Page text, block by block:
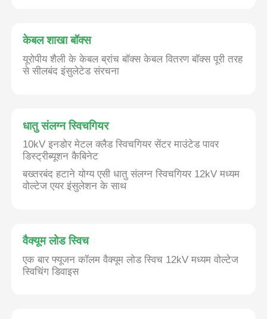
होम
वीडियो
केबल शाखा बॉक्स
यूरोपीय शैली के केबल ब्रांच बॉक्स केबल वितरण बॉक्स पूरी तरह
से सीलबंद इंसुलेटेड संरचना
धातु संलग्न स्विचगियर
10kV इनडोर मेटल क्लैड स्विचगियर सेंटर माउंटेड पावर
डिस्ट्रीब्यूशन कैबिनेट
बख्तरबंद हटाने योग्य एसी धातु संलग्न स्विचगियर 12kV मध्यम
वोल्टेज एयर इंसुलेशन के साथ
वैक्यूम लोड स्विच
एक बार फ्यूजन कॉलम वैक्यूम लोड स्विच 12kV मध्यम वोल्टेज
स्विचिंग डिवाइस